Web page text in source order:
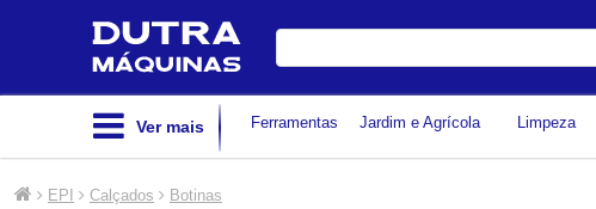
Digite
Ver mais Ferramentas Jardim e Agrícola Limpeza
EPI Calçados Botinas